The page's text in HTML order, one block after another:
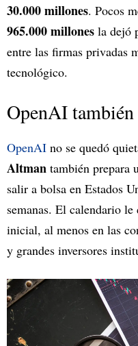
30.000 millones. Pocos
965.000 millones la dejó
entre las firmas privadas
tecnológico.
OpenAI también
OpenAI no se quedó
Altman también prepara
salir a bolsa en Estados
semanas. El calendario
inicial, al menos en las
y grandes inversores